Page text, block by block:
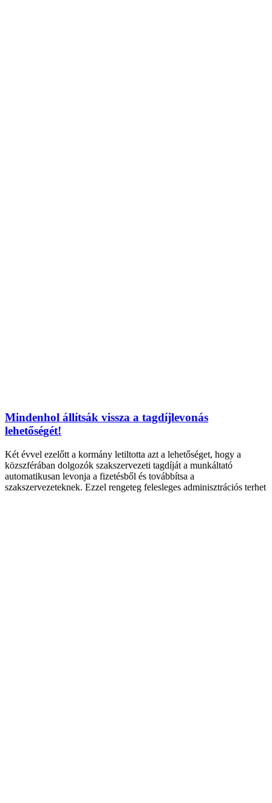
Mindenhol állítsák vissza a tagdíjlevonás
lehetőségét!
Két évvel ezelőtt a kormány letiltotta azt a lehetőséget, hogy a
közszférában dolgozók szakszervezeti tagdíját a munkáltató
automatikusan levonja a fizetésből és továbbítsa a
szakszervezeteknek. Ezzel rengeteg felesleges adminisztrációs terhet